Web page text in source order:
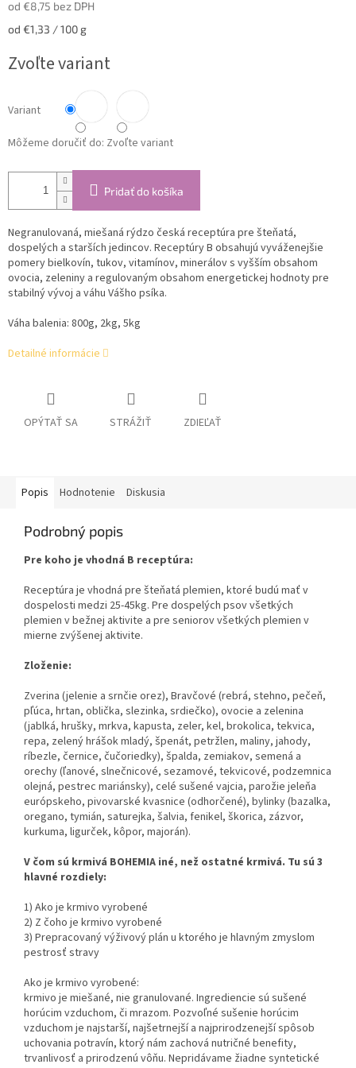
od €8,75 bez DPH
Jednotková
od €1,33 / 100 g
Zvoľte variant
Variant
Môžeme doručiť do: Zvoľte variant
Pridať do košíka
Negranulovaná, miešaná rýdzo česká receptúra ​​pre šteňatá,
dospelých a starších jedincov. Receptúry B obsahujú vyváženejšie
pomery bielkovín, tukov, vitamínov, minerálov s vyšším obsahom
ovocia, zeleniny a regulovaným obsahom energetickej hodnoty pre
stabilný vývoj a váhu Vášho psíka.
Váha balenia: 800g, 2kg, 5kg
Detailné informácie
OPÝTAŤ SA STRÁŽIŤ ZDIEĽAŤ
Popis Hodnotenie Diskusia
Podrobný popis
Pre koho je vhodná B receptúra:
Receptúra ​​je vhodná pre šteňatá plemien, ktoré budú mať v
dospelosti medzi 25-45kg. Pre dospelých psov všetkých
plemien v bežnej aktivite a pre seniorov všetkých plemien v
mierne zvýšenej aktivite.
Zloženie:
Zverina (jelenie a srnčie orez), Bravčové (rebrá, stehno, pečeň,
pľúca, hrtan, oblička, slezinka, srdiečko), ovocie a zelenina
(jablká, hrušky, mrkva, kapusta, zeler, kel, brokolica, tekvica,
repa, zelený hrášok mladý, špenát, petržlen, maliny, jahody,
ríbezle, černice, čučoriedky), špalda, zemiakov, semená a
orechy (ľanové, slnečnicové, sezamové, tekvicové, podzemnica
olejná, pestrec mariánsky), celé sušené vajcia, parožie jeleňa
európskeho, pivovarské kvasnice (odhorčené), bylinky (bazalka,
oregano, tymián, saturejka, šalvia, fenikel, škorica, zázvor,
kurkuma, ligurček, kôpor, majorán).
V čom sú krmivá BOHEMIA iné, než ostatné krmivá. Tu sú 3
hlavné rozdiely:
1) Ako je krmivo vyrobené
2) Z čoho je krmivo vyrobené
3) Prepracovaný výživový plán u ktorého je hlavným zmyslom
pestrosť stravy
Ako je krmivo vyrobené:
krmivo je miešané, nie granulované. Ingrediencie sú sušené
horúcim vzduchom, či mrazom. Pozvoľné sušenie horúcim
vzduchom je najstarší, najšetrnejší a najprirodzenejší spôsob
uchovania potravín, ktorý nám zachová nutričné ​​benefity,
trvanlivosť a prirodzenú vôňu. Nepridávame žiadne syntetické